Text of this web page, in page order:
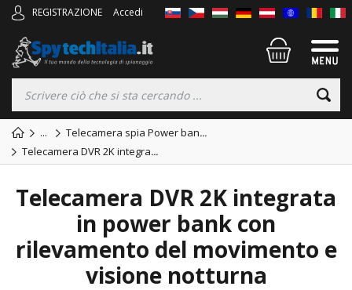
REGISTRAZIONE Accedi
... Telecamera spia Power ban...
Telecamera DVR 2K integra...
Telecamera DVR 2K integrata
in power bank con
rilevamento del movimento e
visione notturna